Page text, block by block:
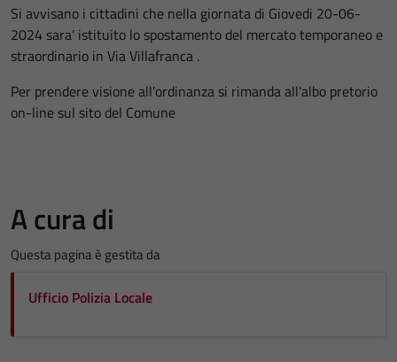
Si avvisano i cittadini che nella giornata di Giovedi 20-06-
2024 sara' istituito lo spostamento del mercato temporaneo e
straordinario in Via Villafranca .
Per prendere visione all'ordinanza si rimanda all'albo pretorio
on-line sul sito del Comune
A cura di
Questa pagina è gestita da
Ufficio Polizia Locale